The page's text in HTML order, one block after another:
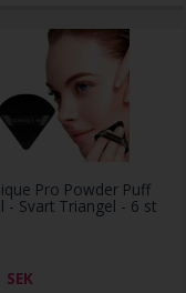
Pro Powder Puff
- Svart Triangel - 6 st
SEK